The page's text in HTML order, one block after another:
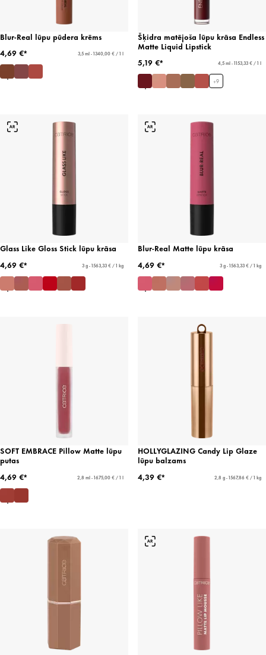
Blur-Real lūpu pūdera krēms
4,69 €*
3,5 ml - 1340,00 € / 1 l
Šķidra matējoša lūpu krāsa Endless
Matte Liquid Lipstick
5,19 €*
4,5 ml - 1153,33 € / 1 l
+9
Glass Like Gloss Stick lūpu krāsa
4,69 €*
3 g - 1563,33 € / 1 kg
Blur-Real Matte lūpu krāsa
4,69 €*
3 g - 1563,33 € / 1 kg
SOFT EMBRACE Pillow Matte lūpu
putas
4,69 €*
2,8 ml - 1675,00 € / 1 l
HOLLYGLAZING Candy Lip Glaze
lūpu balzams
4,39 €*
2,8 g - 1567,86 € / 1 kg